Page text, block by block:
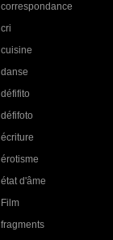
correspondance
cri
cuisine
danse
défifito
défifoto
écriture
érotisme
état d'âme
Film
fragments